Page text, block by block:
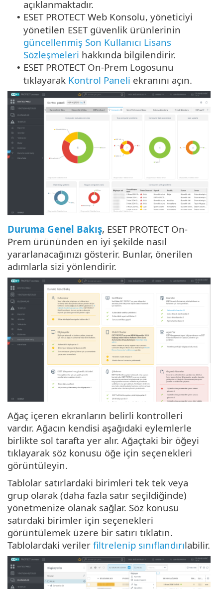
açıklanmaktadır.
• ESET PROTECT Web Konsolu, yöneticiyi
yönetilen ESET güvenlik ürünlerinin
güncellenmiş Son Kullanıcı Lisans
Sözleşmeleri hakkında bilgilendirir.
• ESET PROTECT On-Prem Logosunu
tıklayarak Kontrol Paneli ekranını açın.
Duruma Genel Bakış, ESET PROTECT On-
Prem ürününden en iyi şekilde nasıl
yararlanacağınızı gösterir. Bunlar, önerilen
adımlarla sizi yönlendirir.
Ağaç içeren ekranların belirli kontrolleri
vardır. Ağacın kendisi aşağıdaki eylemlerle
birlikte sol tarafta yer alır. Ağaçtaki bir öğeyi
tıklayarak söz konusu öğe için seçenekleri
görüntüleyin.
Tablolar satırlardaki birimleri tek tek veya
grup olarak (daha fazla satır seçildiğinde)
yönetmenize olanak sağlar. Söz konusu
satırdaki birimler için seçenekleri
görüntülemek üzere bir satırı tıklatın.
Tablolardaki veriler filtrelenip sınıflandırılabilir.